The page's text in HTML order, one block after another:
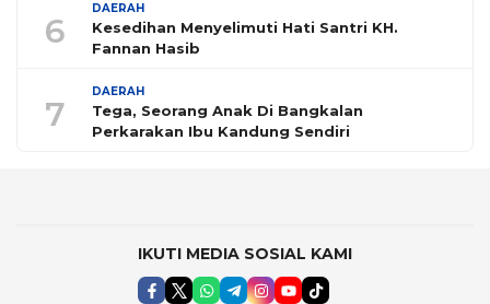
6
DAERAH
Kesedihan Menyelimuti Hati Santri KH.
Fannan Hasib
7
DAERAH
Tega, Seorang Anak Di Bangkalan
Perkarakan Ibu Kandung Sendiri
IKUTI MEDIA SOSIAL KAMI